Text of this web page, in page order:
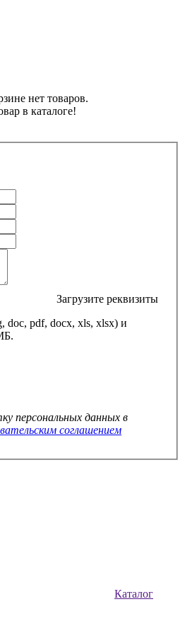
нет товаров.
в каталоге!
Загрузите реквизиты
doc, pdf, docx, xls, xlsx) и
персональных данных в
соглашением
Каталог